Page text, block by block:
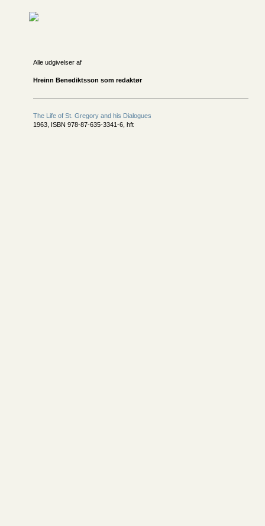
Alle udgivelser af
Hreinn Benediktsson som redaktør
The Life of St. Gregory and his Dialogues
1963, ISBN 978-87-635-3341-6, hft